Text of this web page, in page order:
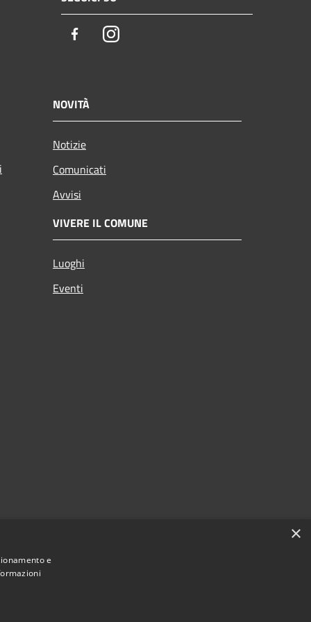
FacebookInstagram
NOVITÀ
Notizie
Comunicati
Avvisi
VIVERE IL COMUNE
Luoghi
Eventi
×
e